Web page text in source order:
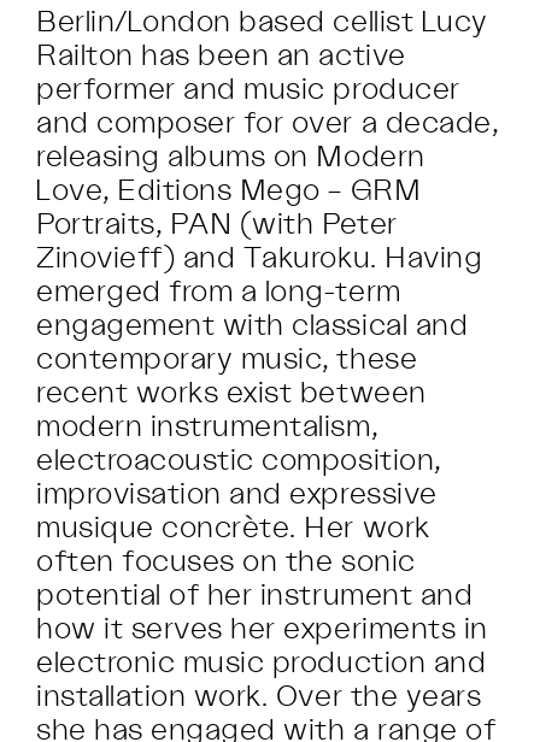
Berlin/London based cellist Lucy
Railton has been an active
performer and music producer
and composer for over a decade,
releasing albums on Modern
Love, Editions Mego – GRM
Portraits, PAN (with Peter
Zinovieff) and Takuroku. Having
emerged from a long-term
engagement with classical and
contemporary music, these
recent works exist between
modern instrumentalism,
electroacoustic composition,
improvisation and expressive
musique concrète. Her work
often focuses on the sonic
potential of her instrument and
how it serves her experiments in
electronic music production and
installation work. Over the years
she has engaged with a range of